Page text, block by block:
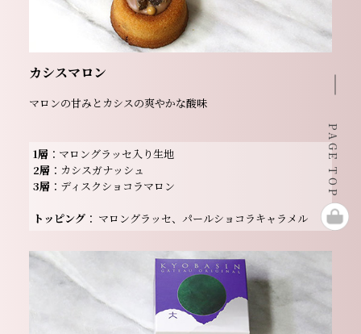
PAGE TOP
カシスマロン
マロンの甘みとカシスの爽やかな酸味
1層 ：マロングラッセ入り生地
2層 ：カシスガナッシュ
3層 ：ディスクショコラマロン
トッピング： マロングラッセ、パールショコラキャラメル